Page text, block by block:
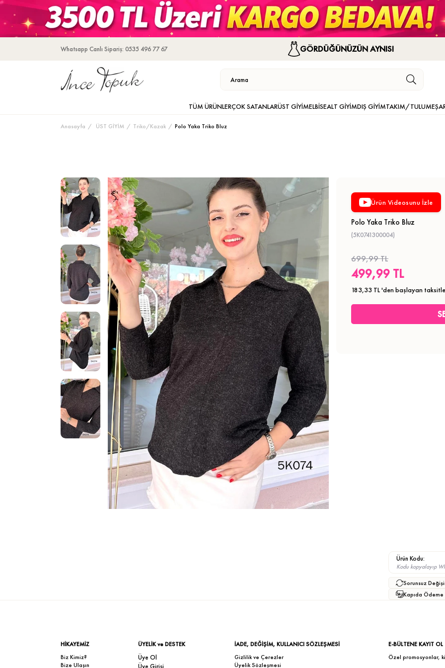
Whatsapp Canlı Sipariş: 0535 496 77 67 GÖRDÜĞÜNÜZÜN AYNISI
TÜM ÜRÜNLERÇOK SATANLARÜST GİYİMELBİSEALT GİYİMDIŞ GİYİMTAKIM/TULUM
Anasayfa ÜST GİYİM Triko/Kazak Polo Yaka Triko Bluz
Ürün Videosunu İzle
Polo Yaka Triko Bluz
(5K0741300004)
699,99 TL
499,99 TL
183,33 TL'den başlayan
Ürün Kodu:
Kodu kopyalayıp
Sorunsuz
Kapıda Ödeme
HİKAYEMİZ
Biz Kimiz?
Bize Ulaşın
ÜYELİK ve DESTEK
Üye Ol
İADE, DEĞİŞİM, KULLANICI SÖZLEŞMESİ
Gizlilik ve Çerezler
Üyelik Sözleşmesi
E-BÜLTENE KAYIT OL
Özel promosyonlar,